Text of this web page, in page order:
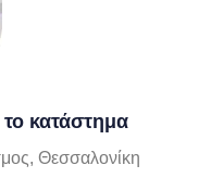
κατάστημα
Θεσσαλονίκη